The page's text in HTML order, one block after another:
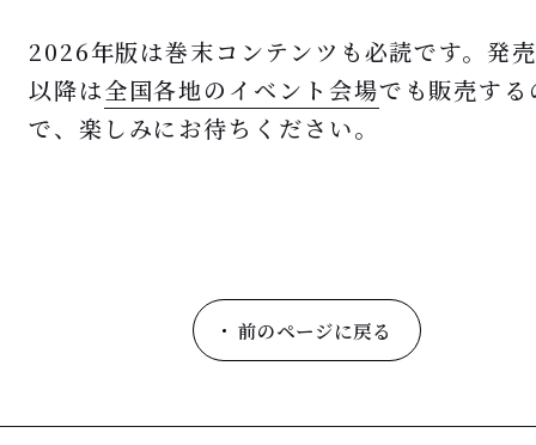
2026年版は巻末コンテンツも必読です。発
以降は全国各地のイベント会場でも販売する
で、楽しみにお待ちください。
前のページに戻る